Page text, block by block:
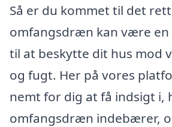
Så er du kommet til det
omfangsdræn kan være en
til at beskytte dit hus mod
og fugt. Her på vores
nemt for dig at få indsigt i,
omfangsdræn indebærer,